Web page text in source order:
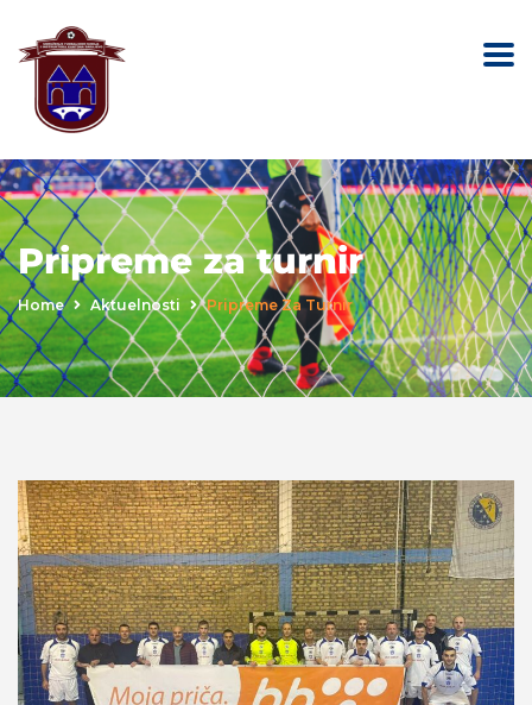
Pripreme za turnir
Home Aktuelnosti Pripreme Za Turnir